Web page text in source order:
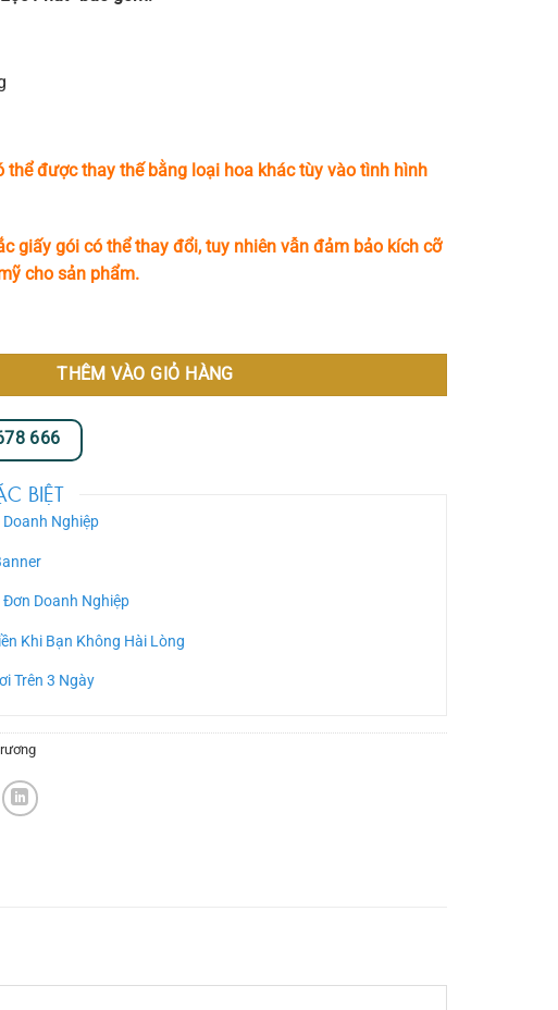
thể được thay thế bằng loại hoa khác tùy vào tình hình
giấy gói có thể thay đổi, tuy nhiên vẫn đảm bảo kích cỡ
cho sản phẩm.
Phát số lượng
THÊM VÀO GIỎ HÀNG
666
BIỆT
Nghiệp
Doanh Nghiệp
Khi Bạn Không Hài Lòng
Trên 3 Ngày